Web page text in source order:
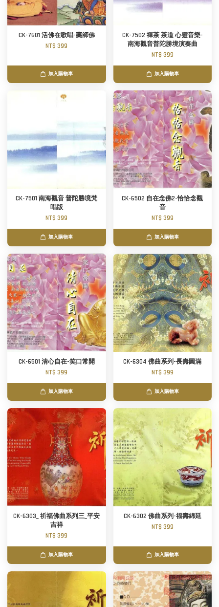
CK-7601 活佛在歌唱-藥師佛
NT$ 399
加入購物車
CK-7502 禪茶 茶道 心靈音樂-
南海觀音普陀勝境演奏曲
NT$ 399
加入購物車
CK-7501 南海觀音 普陀勝境梵
唱版
NT$ 399
加入購物車
CK-6502 自在念佛2-恰恰念觀
音
NT$ 399
加入購物車
CK-6501 清心自在-笑口常開
NT$ 399
加入購物車
CK-6304 佛曲系列-長壽圓滿
NT$ 399
加入購物車
CK-6303_ 祈福佛曲系列三_平安
吉祥
NT$ 399
加入購物車
CK-6302 佛曲系列-福壽綿延
NT$ 399
加入購物車